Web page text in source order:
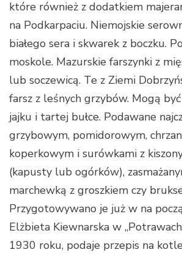
które również z dodatkiem
na Podkarpaciu. Niemojskie
białego sera i skwarek z boczku.
moskole. Mazurskie farszynki z
lub soczewicą. Te z Ziemi
farsz z leśnych grzybów. Mogą
jajku i tartej bułce. Podawane
grzybowym, pomidorowym,
koperkowym i surówkami z
(kapusty lub ogórków),
marchewką z groszkiem czy
Przygotowywano je już w na
Elżbieta Kiewnarska w
1930 roku, podaje przepis na